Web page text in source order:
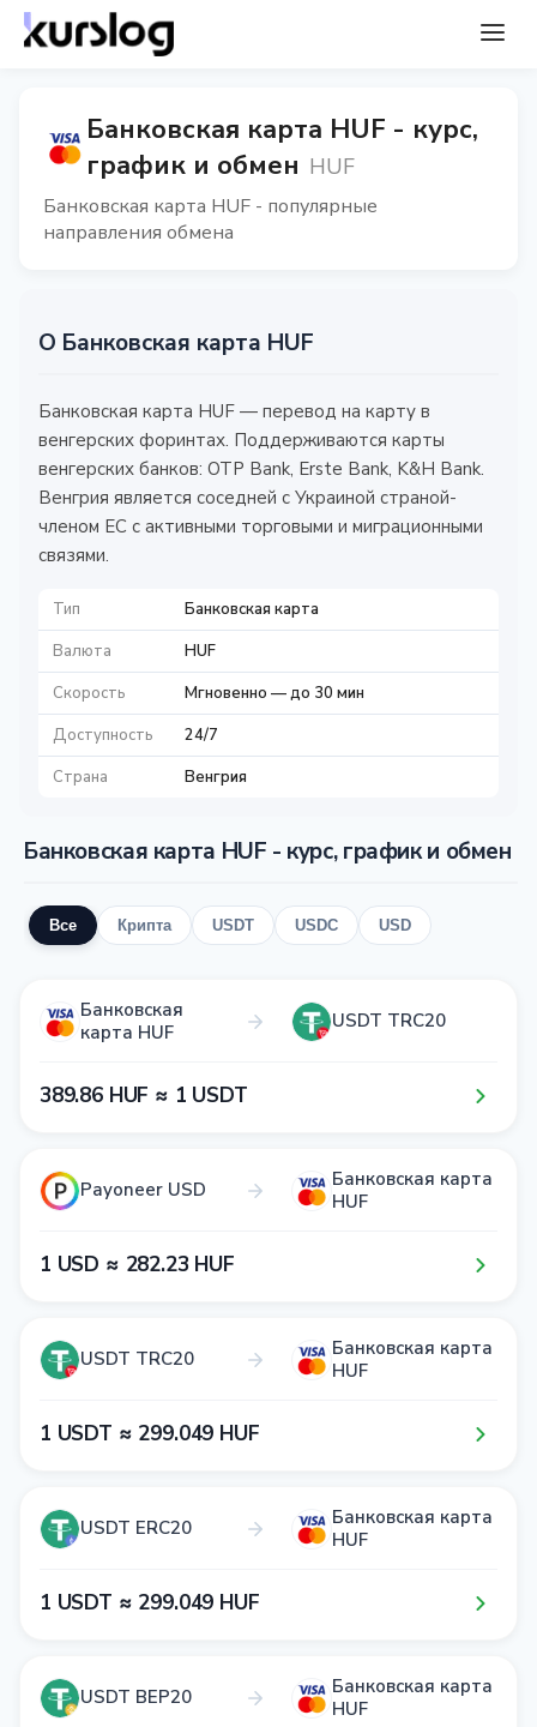
Банковская карта HUF - курс,
график и обмен HUF
Банковская карта HUF - популярные
направления обмена
О Банковская карта HUF
Банковская карта HUF — перевод на карту в
венгерских форинтах. Поддерживаются карты
венгерских банков: OTP Bank, Erste Bank, K&H Bank.
Венгрия является соседней с Украиной страной-
членом ЕС с активными торговыми и миграционными
связями.
Тип
Банковская карта
Валюта
HUF
Скорость
Мгновенно — до 30 мин
Доступность
24/7
Страна
Венгрия
Банковская карта HUF - курс, график и обмен
Все Крипта USDT USDC USD
Банковская
карта HUF
USDT TRC20
3​8​9​.8​6​ HUF ≈ 1​ USDT
Payoneer USD
Банковская карта
HUF
1​ USD ≈ 2​8​2​.2​3​ HUF
USDT TRC20
Банковская карта
HUF
1​ USDT ≈ 2​9​9​.0​4​9​ HUF
USDT ERC20
Банковская карта
HUF
1​ USDT ≈ 2​9​9​.0​4​9​ HUF
USDT BEP20
Банковская карта
HUF